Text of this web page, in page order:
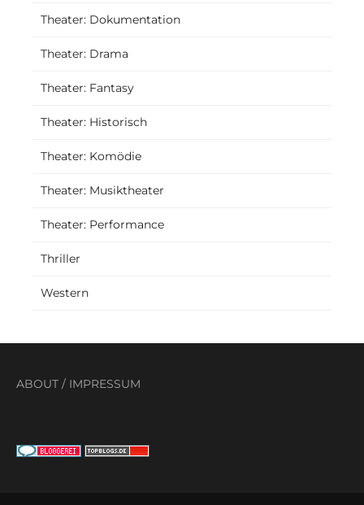
Theater: Dokumentation
Theater: Drama
Theater: Fantasy
Theater: Historisch
Theater: Komödie
Theater: Musiktheater
Theater: Performance
Thriller
Western
ABOUT / IMPRESSUM